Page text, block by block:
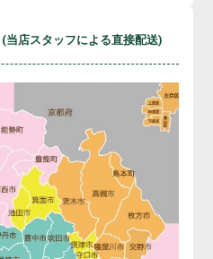
(当店スタッフによる直接配送)